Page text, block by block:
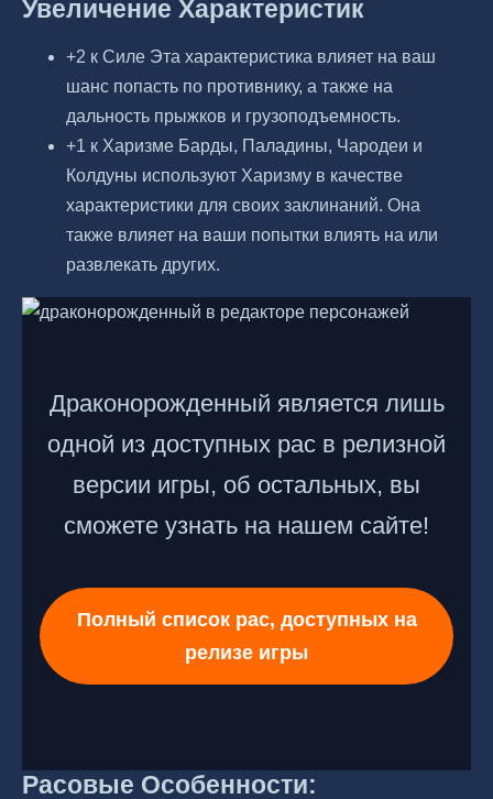
Увеличение Характеристик
+2 к Силе Эта характеристика влияет на ваш
шанс попасть по противнику, а также на
дальность прыжков и грузоподъемность.
+1 к Харизме Барды, Паладины, Чародеи и
Колдуны используют Харизму в качестве
характеристики для своих заклинаний. Она
также влияет на ваши попытки влиять на или
развлекать других.
Драконорожденный является лишь
одной из доступных рас в релизной
версии игры, об остальных, вы
сможете узнать на нашем сайте!
Полный список рас, доступных на
релизе игры
Расовые Особенности: